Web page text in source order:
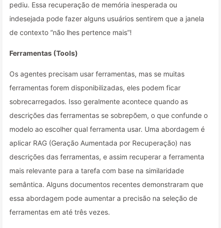
pediu. Essa recuperação de memória inesperada ou
indesejada pode fazer alguns usuários sentirem que a janela
de contexto “não lhes pertence mais”!
Ferramentas (Tools)
Os agentes precisam usar ferramentas, mas se muitas
ferramentas forem disponibilizadas, eles podem ficar
sobrecarregados. Isso geralmente acontece quando as
descrições das ferramentas se sobrepõem, o que confunde o
modelo ao escolher qual ferramenta usar. Uma abordagem é
aplicar RAG (Geração Aumentada por Recuperação) nas
descrições das ferramentas, e assim recuperar a ferramenta
mais relevante para a tarefa com base na similaridade
semântica. Alguns documentos recentes demonstraram que
essa abordagem pode aumentar a precisão na seleção de
ferramentas em até três vezes.